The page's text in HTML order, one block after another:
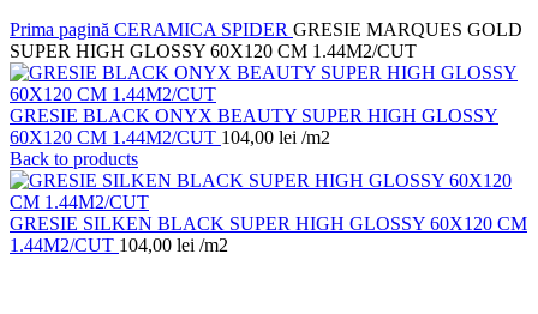
Prima pagină CERAMICA SPIDER GRESIE MARQUES GOLD
SUPER HIGH GLOSSY 60X120 CM 1.44M2/CUT
GRESIE BLACK ONYX BEAUTY SUPER HIGH GLOSSY
60X120 CM 1.44M2/CUT 104,00 lei /m2
Back to products
GRESIE SILKEN BLACK SUPER HIGH GLOSSY 60X120 CM
1.44M2/CUT 104,00 lei /m2